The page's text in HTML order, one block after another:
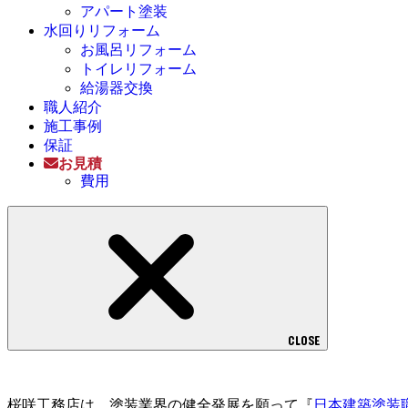
アパート塗装
水回りリフォーム
お風呂リフォーム
トイレリフォーム
給湯器交換
職人紹介
施工事例
保証
お見積
費用
CLOSE
桜咲工務店は、塗装業界の健全発展を願って『 日本建築塗装